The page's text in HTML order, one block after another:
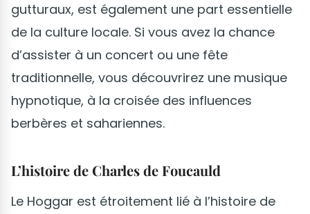
gutturaux, est également une part essentielle
de la culture locale. Si vous avez la chance
d’assister à un concert ou une fête
traditionnelle, vous découvrirez une musique
hypnotique, à la croisée des influences
berbères et sahariennes.
L’histoire de Charles de Foucauld
Le Hoggar est étroitement lié à l’histoire de